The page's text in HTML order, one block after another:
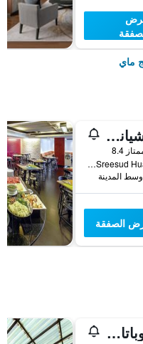
ماي
نوفوتيل تشيانجماي نيمان جيرني هب
8.4
Soi Sreesud Huay Kaew Road, شيانج ماي, تايلاند
الصفقة
هوتل أو بوباتارا تشيانغماي